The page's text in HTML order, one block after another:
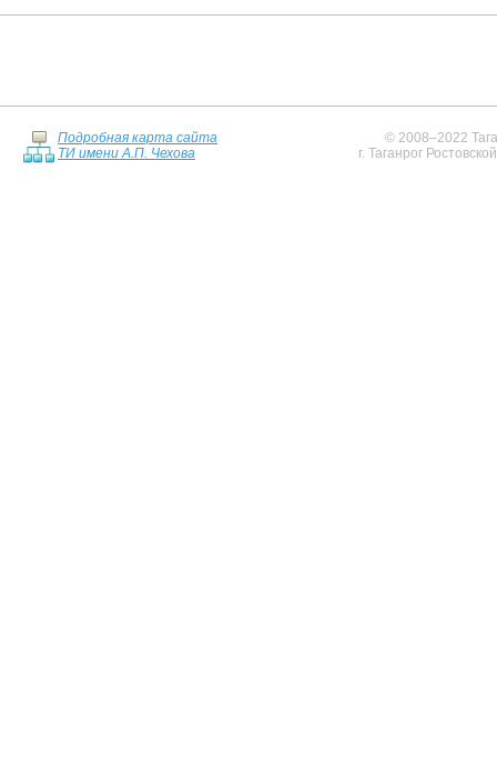
Подробная карта сайта
ТИ имени А.П. Чехова
© 2008–2022
г. Таганрог